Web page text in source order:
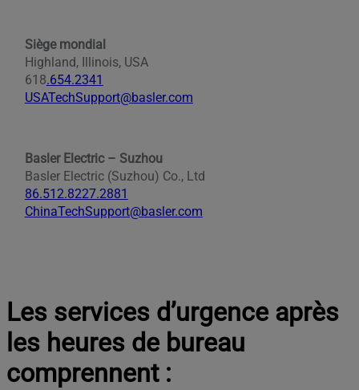
Siège mondial
Highland, Illinois, USA
618.654.2341
USATechSupport@basler.com
Basler Electric – Suzhou
Basler Electric (Suzhou) Co., Ltd
86.512.8227.2881
ChinaTechSupport@basler.com
Les services d’urgence après
les heures de bureau
comprennent :